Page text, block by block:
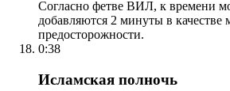
Согласно фетве ВИЛ, к времени
добавляются 2 минуты в качестве
предосторожности.
0:38
Исламская полночь